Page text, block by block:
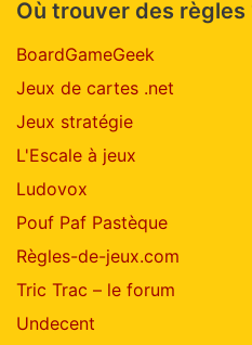
Où trouver des règles
BoardGameGeek
Jeux de cartes .net
Jeux stratégie
L'Escale à jeux
Ludovox
Pouf Paf Pastèque
Règles-de-jeux.com
Tric Trac – le forum
Undecent